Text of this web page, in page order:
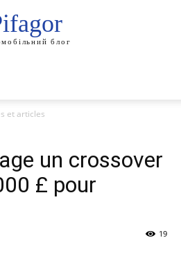
блог
et articles
un crossover
£ pour
19